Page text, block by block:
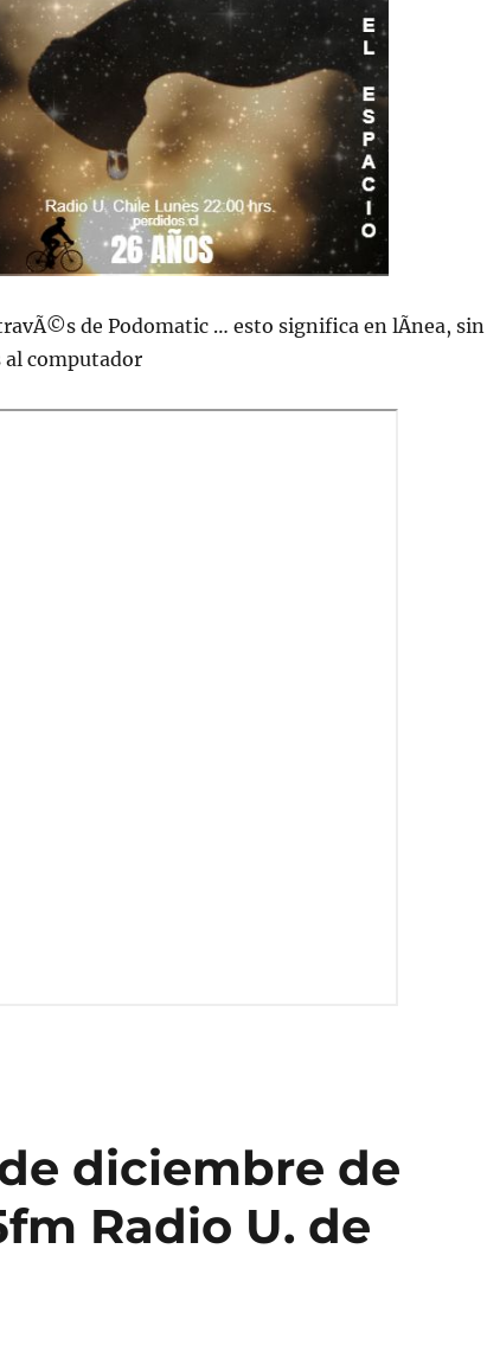
de Podomatic … esto significa en lÃ­nea, sin
al computador
diciembre de
Radio U. de